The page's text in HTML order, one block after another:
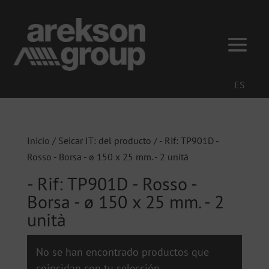
ES
Inicio / Seicar IT: del producto / - Rif: TP901D -
Rosso - Borsa - ø 150 x 25 mm. - 2 unità
- Rif: TP901D - Rosso -
Borsa - ø 150 x 25 mm. - 2
unità
No se han encontrado productos que